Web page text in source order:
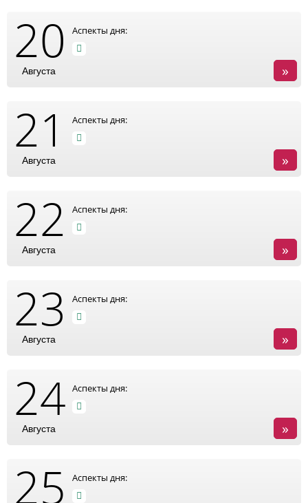
20
Августа
Аспекты дня:
»
21
Августа
Аспекты дня:
»
22
Августа
Аспекты дня:
»
23
Августа
Аспекты дня:
»
24
Августа
Аспекты дня:
»
25 Аспекты дня: